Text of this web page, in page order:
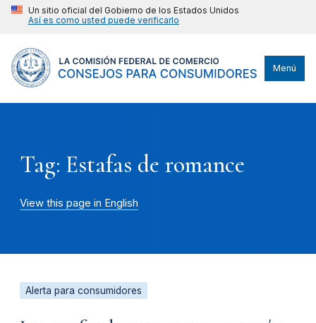
Un sitio oficial del Gobierno de los Estados Unidos
Así es como usted puede verificarlo
Menú
Tag: Estafas de romance
View this page in English
Alerta para consumidores